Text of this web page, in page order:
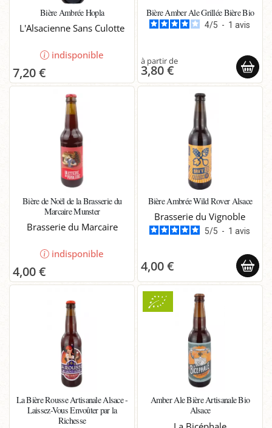
Bière Ambrée Hopla
L'Alsacienne Sans Culotte
indisponible
7,20 €
Bière Amber Ale Grillée Bière Bio
4/5 - 1avis
3,80 €
Bière de Noël de la Brasserie du
Marcaire Munster
Brasserie du Marcaire
indisponible
4,00 €
Bière Ambrée Wild Rover Alsace
Brasserie du Vignoble
5/5 - 1avis
4,00 €
La Bière Rousse Artisanale Alsace -
Laissez-Vous Envoûter par la
Richesse
Amber Ale Bière Artisanale Bio
Alsace